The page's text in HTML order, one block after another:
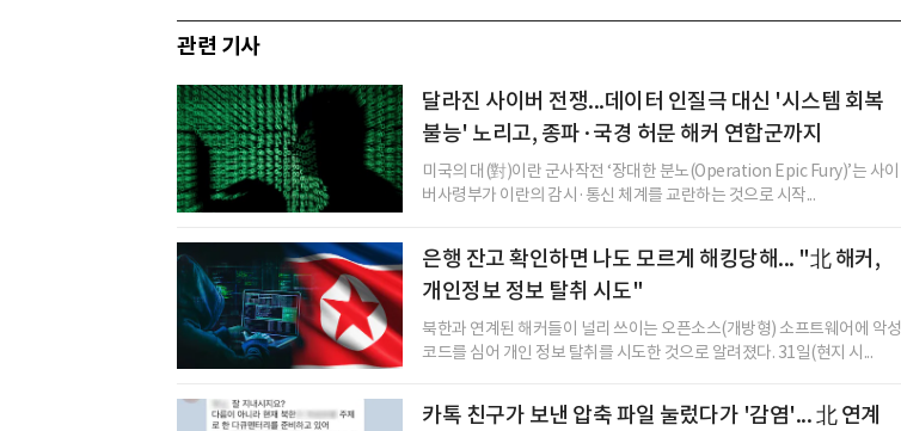
관련 기사
달라진 사이버 전쟁...데이터 인질극 대신 '시스템 회복
불능' 노리고, 종파·국경 허문 해커 연합군까지
미국의 대(對)이란 군사작전 ‘장대한 분노(Operation Epic Fury)’는 사이
버사령부가 이란의 감시·통신 체계를 교란하는 것으로 시작...
은행 잔고 확인하면 나도 모르게 해킹당해... "北 해커,
개인정보 정보 탈취 시도"
북한과 연계된 해커들이 널리 쓰이는 오픈소스(개방형) 소프트웨어에 악성
코드를 심어 개인 정보 탈취를 시도한 것으로 알려졌다. 31일(현지 시...
카톡 친구가 보낸 압축 파일 눌렀다가 '감염'... 北 연계